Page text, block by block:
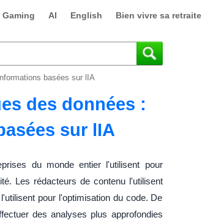
Gaming AI English Bien vivre sa retraite
basées sur lIA
des données :
sur lIA
du monde entier l'utilisent pour
Les rédacteurs de contenu l'utilisent
pour l'optimisation du code. De
des analyses plus approfondies